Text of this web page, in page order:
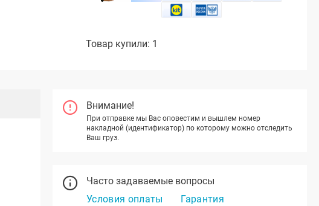
Товар купили: 1
Внимание!
При отправке мы Вас оповестим и вышлем номер
накладной (идентификатор) по которому можно отследить
Ваш груз.
Часто задаваемые вопросы
Условия оплаты
Гарантия